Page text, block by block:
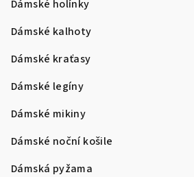
Dámské holínky
Dámské kalhoty
Dámské kraťasy
Dámské legíny
Dámské mikiny
Dámské noční košile
Dámská pyžama